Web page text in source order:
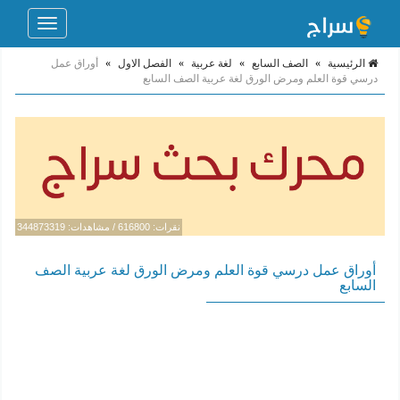
Toggle
الرئيسية » الصف السابع » لغة عربية » الفصل الاول »
أوراق عمل
درسي قوة العلم ومرض الورق لغة عربية الصف السابع
نقرات: 616800 / مشاهدات: 344873319
أوراق عمل درسي قوة العلم ومرض الورق لغة عربية الصف
السابع